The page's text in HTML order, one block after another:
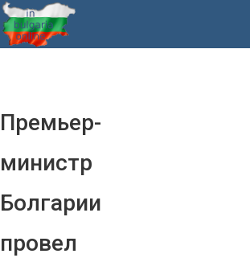
Премьер-
министр
Болгарии
провел